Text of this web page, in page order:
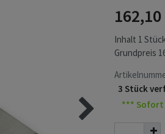
162,10
Inhalt 1 Stück
Grundpreis
3 Stück
***